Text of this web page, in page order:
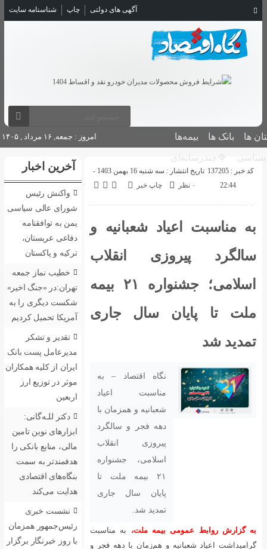
آگهی های دولتی چاپ شناسنامه سایت
بانک ها بیمه‌ها
🔷چندرسانه‌ای
امروز : جمعه, ۱۶ مرداد , ۱۴۰۵
کد خبر : 137205
تاریخ انتشار : سه شنبه 16 بهمن 1403 -
22:44
چاپ خبر ۰ نظر
به مناسبت اعیاد شعبانیه و
سالگرد پیروزی انقلاب
اسلامی؛ جشنواره ۲۱ بیمه
ملت تا پایان سال جاری
تمدید شد
نگاه اقتصاد – به
مناسبت اعیاد
شعبانیه و همزمان با
دهه فجر و سالگرد
پیروزی انقلاب
اسلامی، جشنواره
۲۱ بیمه ملت تا
پایان سال جاری
تمدید شد.
به گزارش روابط عمومی بیمه ملت،
به‌ مناسبت
گرامیداشت اعیاد شعبانیه و هم‌زمان با دهه فجر و
آخرین اخبار
واکنش رئیس
شورای عالی سیاسی
یمن به توافقنامه
دفاعی عربستان،
ترکیه و پاکستان
خطیب نماز جمعه
تهران:در «جنگ اخیر»
شکست دیگری را به
آمریکا تحمیل کردیم
تقدیر و تشکر
مدیرعامل پست بانک
ایران از کلیه همکاران
موثر در توزیع ارز
اربعین
دکتر للـه‌گانی:
ابزارهای نوین تامین
مالی، منابع بانکی را
هدفمندتر به سمت
بنگاه‌های اقتصادی
هدایت می‌کند
نشست خبری
رئیس‌جمهور همزمان
با روز خبرنگار برگزار